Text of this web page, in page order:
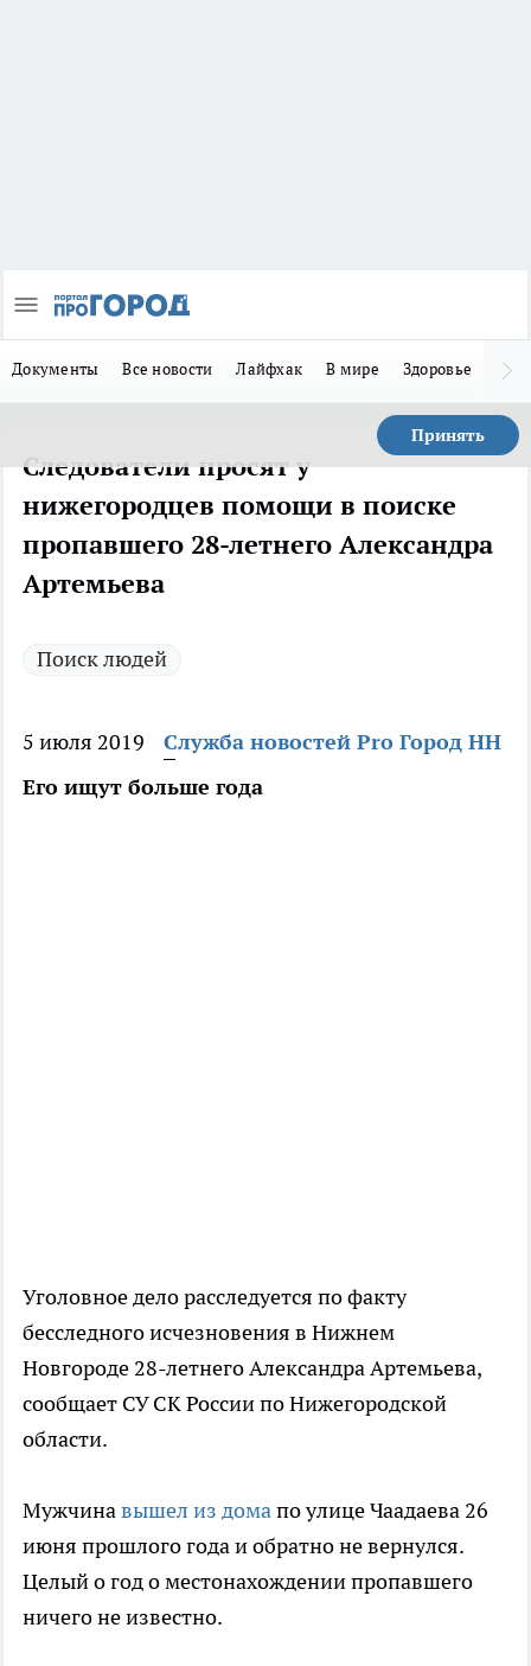
Документы Все новости Лайфхак В мире Здоровье
Принять
Следователи просят у
нижегородцев помощи в поиске
пропавшего 28-летнего Александра
Артемьева
Поиск людей
5 июля 2019
Служба новостей Pro Город НН
Его ищут больше года
Уголовное дело расследуется по факту
бесследного исчезновения в Нижнем
Новгороде 28-летнего Александра Артемьева,
сообщает СУ СК России по Нижегородской
области.
Мужчинавышел из домапо улице Чаадаева 26
июня прошлого года и обратно не вернулся.
Целый о год о местонахождении пропавшего
ничего не известно.